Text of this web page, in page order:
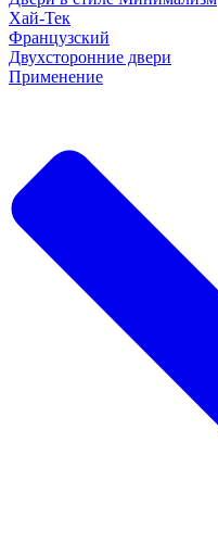
Хай-Тек
Французский
Двухсторонние двери
Применение